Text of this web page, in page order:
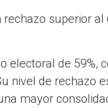
superior al
electoral de 59%,
nivel de rechazo
mayor